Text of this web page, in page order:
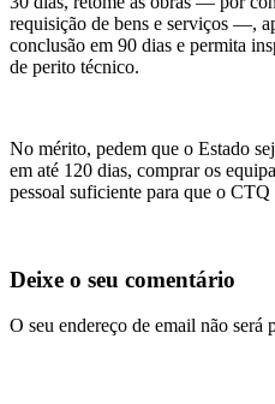
requisição de bens e serviços —,
conclusão em 90 dias e permita
de perito técnico.
No mérito, pedem que o Estado
em até 120 dias, comprar os
pessoal suficiente para que o
Deixe o seu comentário
O seu endereço de email não será